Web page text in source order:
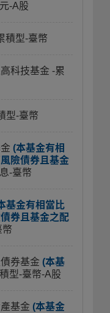
-A股
積型-臺幣
科技基金 -累
型-臺幣
(本基金有相
險債券且基金
-臺幣
基金有相當比
券且基金之配
幣
券基金 (本基
型-臺幣-A股
基金 (本基金